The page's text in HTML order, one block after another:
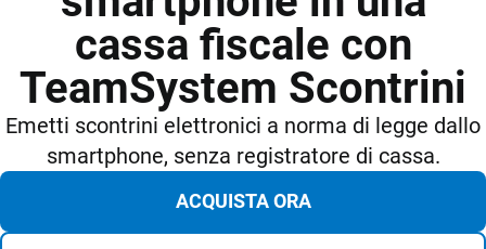
cassa fiscale con
TeamSystem Scontrini
Emetti scontrini elettronici a norma di legge dallo
smartphone, senza registratore di cassa.
ACQUISTA ORA